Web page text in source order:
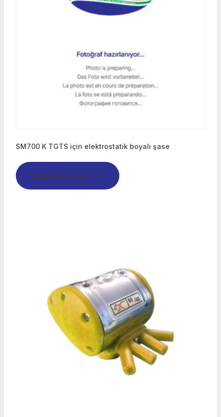
SM700 K TGTS için elektrostatik boyalı şase
Devamını oku